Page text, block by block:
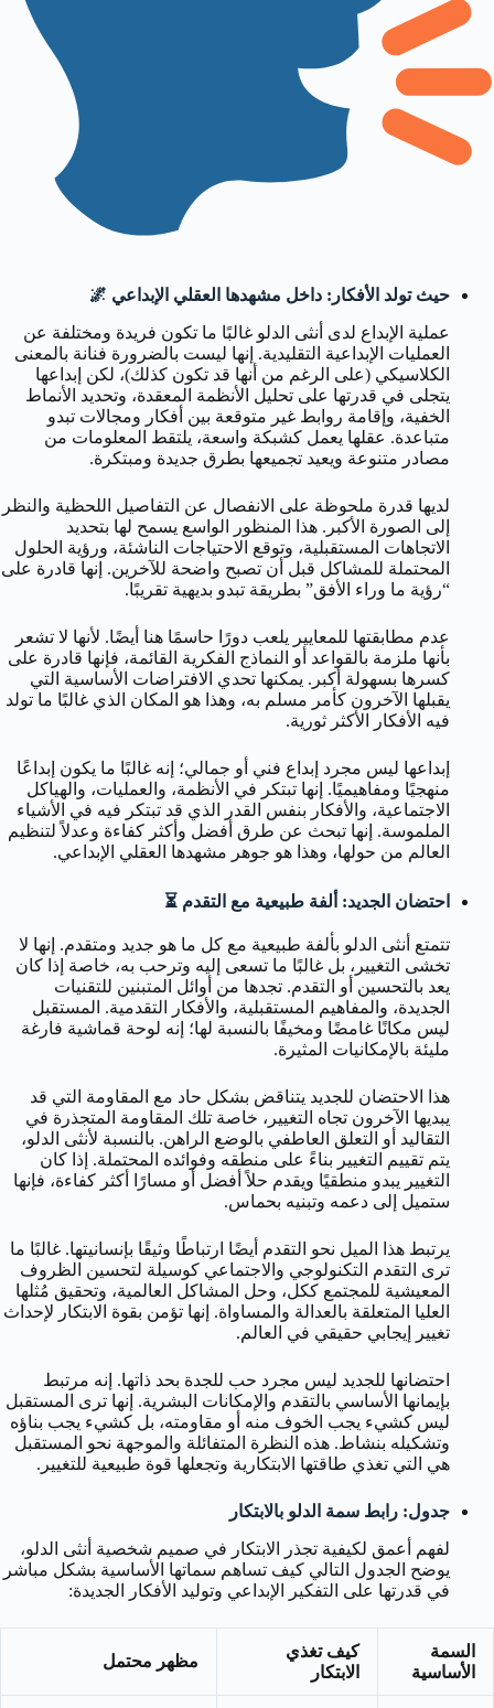
حيث تولد الأفكار: داخل مشهدها العقلي الإبداعي 🌌
عملية الإبداع لدى أنثى الدلو غالبًا ما تكون فريدة ومختلفة عن
العمليات الإبداعية التقليدية. إنها ليست بالضرورة فنانة بالمعنى
الكلاسيكي (على الرغم من أنها قد تكون كذلك)، لكن إبداعها
يتجلى في قدرتها على تحليل الأنظمة المعقدة، وتحديد الأنماط
الخفية، وإقامة روابط غير متوقعة بين أفكار ومجالات تبدو
متباعدة. عقلها يعمل كشبكة واسعة، يلتقط المعلومات من
مصادر متنوعة ويعيد تجميعها بطرق جديدة ومبتكرة.
لديها قدرة ملحوظة على الانفصال عن التفاصيل اللحظية والنظر
إلى الصورة الأكبر. هذا المنظور الواسع يسمح لها بتحديد
الاتجاهات المستقبلية، وتوقع الاحتياجات الناشئة، ورؤية الحلول
المحتملة للمشاكل قبل أن تصبح واضحة للآخرين. إنها قادرة على
“رؤية ما وراء الأفق” بطريقة تبدو بديهية تقريبًا.
عدم مطابقتها للمعايير يلعب دورًا حاسمًا هنا أيضًا. لأنها لا تشعر
بأنها ملزمة بالقواعد أو النماذج الفكرية القائمة، فإنها قادرة على
كسرها بسهولة أكبر. يمكنها تحدي الافتراضات الأساسية التي
يقبلها الآخرون كأمر مسلم به، وهذا هو المكان الذي غالبًا ما تولد
فيه الأفكار الأكثر ثورية.
إبداعها ليس مجرد إبداع فني أو جمالي؛ إنه غالبًا ما يكون إبداعًا
منهجيًا ومفاهيميًا. إنها تبتكر في الأنظمة، والعمليات، والهياكل
الاجتماعية، والأفكار بنفس القدر الذي قد تبتكر فيه في الأشياء
الملموسة. إنها تبحث عن طرق أفضل وأكثر كفاءة وعدلاً لتنظيم
العالم من حولها، وهذا هو جوهر مشهدها العقلي الإبداعي.
احتضان الجديد: ألفة طبيعية مع التقدم ⏳
تتمتع أنثى الدلو بألفة طبيعية مع كل ما هو جديد ومتقدم. إنها لا
تخشى التغيير، بل غالبًا ما تسعى إليه وترحب به، خاصة إذا كان
يعد بالتحسين أو التقدم. تجدها من أوائل المتبنين للتقنيات
الجديدة، والمفاهيم المستقبلية، والأفكار التقدمية. المستقبل
ليس مكانًا غامضًا ومخيفًا بالنسبة لها؛ إنه لوحة قماشية فارغة
مليئة بالإمكانيات المثيرة.
هذا الاحتضان للجديد يتناقض بشكل حاد مع المقاومة التي قد
يبديها الآخرون تجاه التغيير، خاصة تلك المقاومة المتجذرة في
التقاليد أو التعلق العاطفي بالوضع الراهن. بالنسبة لأنثى الدلو،
يتم تقييم التغيير بناءً على منطقه وفوائده المحتملة. إذا كان
التغيير يبدو منطقيًا ويقدم حلاً أفضل أو مسارًا أكثر كفاءة، فإنها
ستميل إلى دعمه وتبنيه بحماس.
يرتبط هذا الميل نحو التقدم أيضًا ارتباطًا وثيقًا بإنسانيتها. غالبًا ما
ترى التقدم التكنولوجي والاجتماعي كوسيلة لتحسين الظروف
المعيشية للمجتمع ككل، وحل المشاكل العالمية، وتحقيق مُثلها
العليا المتعلقة بالعدالة والمساواة. إنها تؤمن بقوة الابتكار لإحداث
تغيير إيجابي حقيقي في العالم.
احتضانها للجديد ليس مجرد حب للجدة بحد ذاتها. إنه مرتبط
بإيمانها الأساسي بالتقدم والإمكانات البشرية. إنها ترى المستقبل
ليس كشيء يجب الخوف منه أو مقاومته، بل كشيء يجب بناؤه
وتشكيله بنشاط. هذه النظرة المتفائلة والموجهة نحو المستقبل
هي التي تغذي طاقتها الابتكارية وتجعلها قوة طبيعية للتغيير.
جدول: رابط سمة الدلو بالابتكار
لفهم أعمق لكيفية تجذر الابتكار في صميم شخصية أنثى الدلو،
يوضح الجدول التالي كيف تساهم سماتها الأساسية بشكل مباشر
في قدرتها على التفكير الإبداعي وتوليد الأفكار الجديدة:
السمة
الأساسية
كيف تغذي
الابتكار
مظهر محتمل